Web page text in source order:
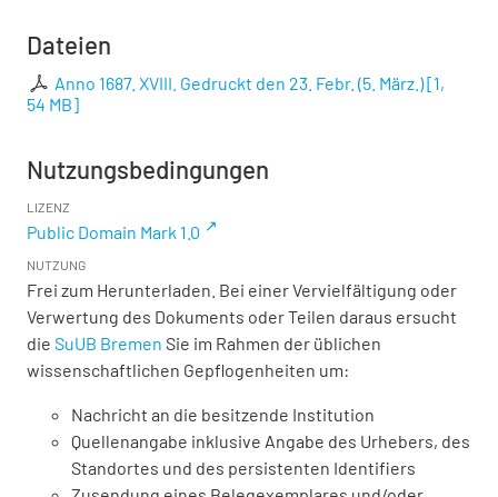
Dateien
Anno 1687. XVIII. Gedruckt den 23. Febr. (5. März.)[1,
54 MB]
Nutzungsbedingungen
LIZENZ
Public Domain Mark 1.0
NUTZUNG
Frei zum Herunterladen. Bei einer Vervielfältigung oder
Verwertung des Dokuments oder Teilen daraus ersucht
die SuUB Bremen Sie im Rahmen der üblichen
wissenschaftlichen Gepflogenheiten um:
Nachricht an die besitzende Institution
Quellenangabe inklusive Angabe des Urhebers, des
Standortes und des persistenten Identifiers